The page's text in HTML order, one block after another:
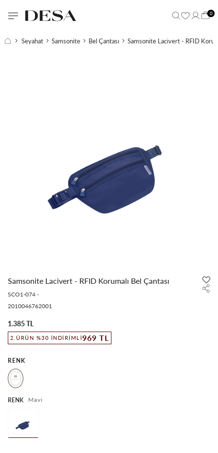
0
Seyahat Samsonite Bel Çantası Samsonite Lacivert - RFID
Samsonite Lacivert - RFID Korumalı Bel Çantası
SCO1-074 -
2010046762001
1.385 TL
2.ÜRÜN %30 İNDIRIMLI969 TL
RENK
RENK Mavi